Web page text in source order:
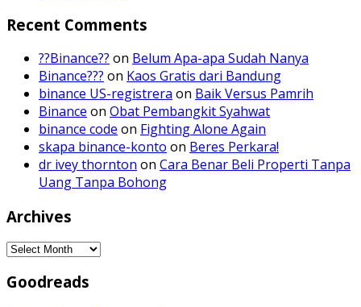
Recent Comments
??Binance?? on Belum Apa-apa Sudah Nanya
Binance??? on Kaos Gratis dari Bandung
binance US-registrera on Baik Versus Pamrih
Binance on Obat Pembangkit Syahwat
binance code on Fighting Alone Again
skapa binance-konto on Beres Perkara!
dr ivey thornton on Cara Benar Beli Properti Tanpa
Uang Tanpa Bohong
Archives
Archives
Goodreads